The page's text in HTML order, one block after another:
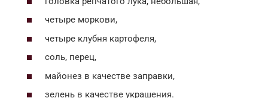
четыре моркови,
четыре клубня картофеля,
соль, перец,
майонез в качестве заправки,
зелень в качестве украшения.